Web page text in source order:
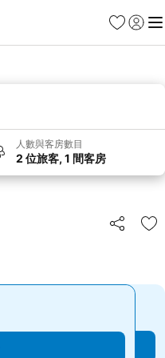
收藏夾
登入 選
人數與客房數目
2 位旅客, 1 間客房
分享
放